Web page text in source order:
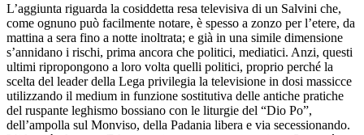
L’aggiunta riguarda la cosiddetta resa televisiva di un Salvini che,
come ognuno può facilmente notare, è spesso a zonzo per l’etere, da
mattina a sera fino a notte inoltrata; e già in una simile dimensione
s’annidano i rischi, prima ancora che politici, mediatici. Anzi, questi
ultimi ripropongono a loro volta quelli politici, proprio perché la
scelta del leader della Lega privilegia la televisione in dosi massicce
utilizzando il medium in funzione sostitutiva delle antiche pratiche
del ruspante leghismo bossiano con le liturgie del “Dio Po”,
dell’ampolla sul Monviso, della Padania libera e via secessionando.